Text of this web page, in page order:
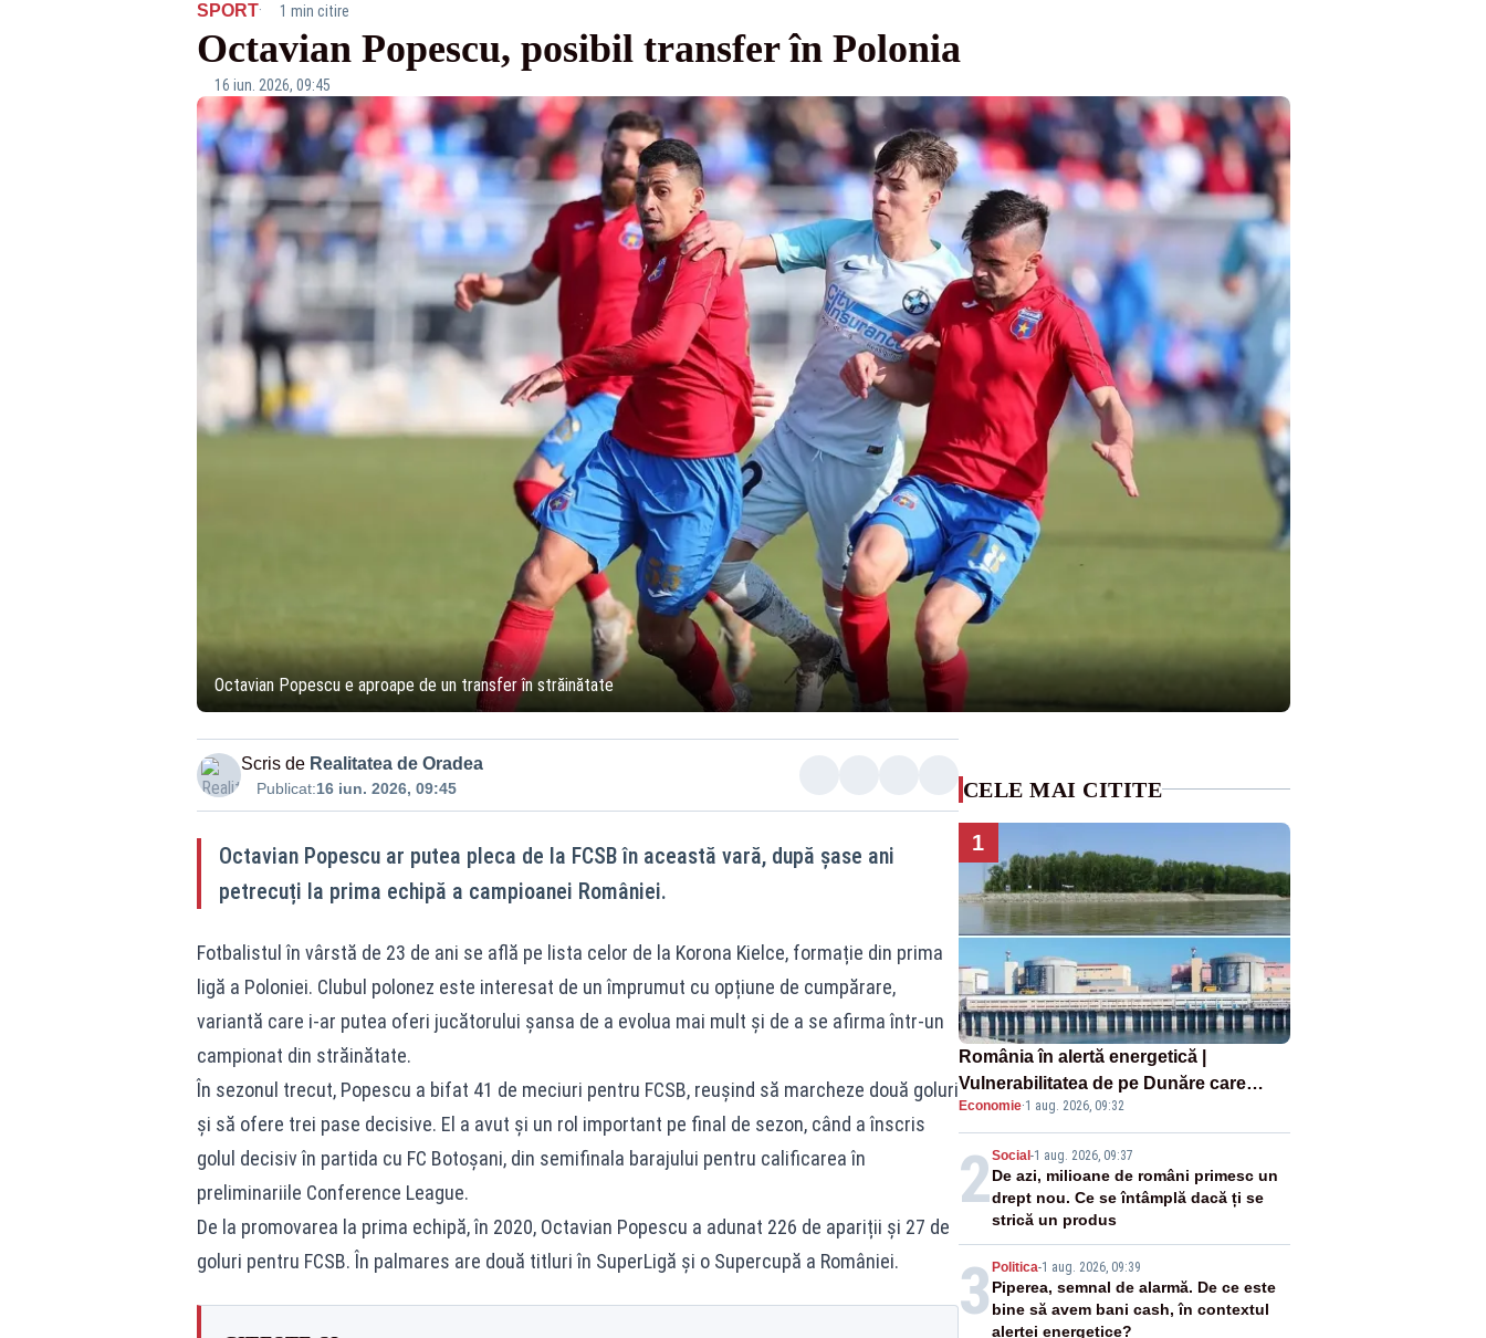
SPORT· 1 min citire
Octavian Popescu, posibil transfer în Polonia
16 iun. 2026, 09:45
Octavian Popescu e aproape de un transfer în străinătate
Scris de Realitatea de Oradea
Publicat:16 iun. 2026, 09:45
Octavian Popescu ar putea pleca de la FCSB în această vară, după șase ani
petrecuți la prima echipă a campioanei României.
Fotbalistul în vârstă de 23 de ani se află pe lista celor de la Korona Kielce, formație din prima
ligă a Poloniei. Clubul polonez este interesat de un împrumut cu opțiune de cumpărare,
variantă care i-ar putea oferi jucătorului șansa de a evolua mai mult și de a se afirma într-un
campionat din străinătate.
În sezonul trecut, Popescu a bifat 41 de meciuri pentru FCSB, reușind să marcheze două goluri
și să ofere trei pase decisive. El a avut și un rol important pe final de sezon, când a înscris
golul decisiv în partida cu FC Botoșani, din semifinala barajului pentru calificarea în
preliminariile Conference League.
De la promovarea la prima echipă, în 2020, Octavian Popescu a adunat 226 de apariții și 27 de
goluri pentru FCSB. În palmares are două titluri în SuperLigă și o Supercupă a României.
CELE MAI CITITE
1
România în alertă energetică |
Vulnerabilitatea de pe Dunăre care
pune în pericol Centrala Cernavodă era
cunoscută de pe vremea lui Ceaușescu
Economie·1 aug. 2026, 09:32
2Social-1 aug. 2026, 09:37
De azi, milioane de români primesc un
drept nou. Ce se întâmplă dacă ți se
strică un produs
3 Politica-1 aug. 2026, 09:39
Piperea, semnal de alarmă. De ce este
bine să avem bani cash, în contextul
alertei energetice?